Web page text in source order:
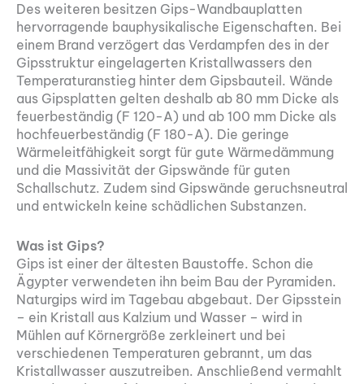
Des weiteren besitzen Gips-Wandbauplatten
hervorragende bauphysikalische Eigenschaften. Bei
einem Brand verzögert das Verdampfen des in der
Gipsstruktur eingelagerten Kristallwassers den
Temperaturanstieg hinter dem Gipsbauteil. Wände
aus Gipsplatten gelten deshalb ab 80 mm Dicke als
feuerbeständig (F 120-A) und ab 100 mm Dicke als
hochfeuerbeständig (F 180-A). Die geringe
Wärmeleitfähigkeit sorgt für gute Wärmedämmung
und die Massivität der Gipswände für guten
Schallschutz. Zudem sind Gipswände geruchsneutral
und entwickeln keine schädlichen Substanzen.
Was ist Gips?
Gips ist einer der ältesten Baustoffe. Schon die
Ägypter verwendeten ihn beim Bau der Pyramiden.
Naturgips wird im Tagebau abgebaut. Der Gipsstein
– ein Kristall aus Kalzium und Wasser – wird in
Mühlen auf Körnergröße zerkleinert und bei
verschiedenen Temperaturen gebrannt, um das
Kristallwasser auszutreiben. Anschließend vermahlt